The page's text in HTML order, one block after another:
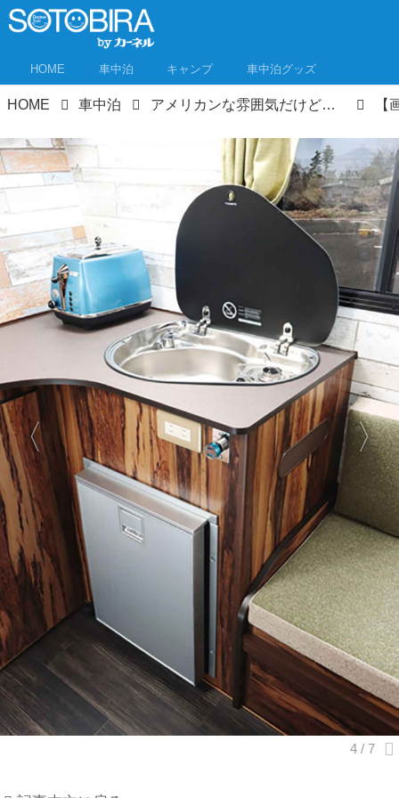
HOME 車中泊 キャンプ 車中泊グッズ
HOME 車中泊 アメリカンな雰囲気だけど日本発！幌馬車みたいなキャンピングトレーラーは軽自動車でけん引できる動く秘密基地！